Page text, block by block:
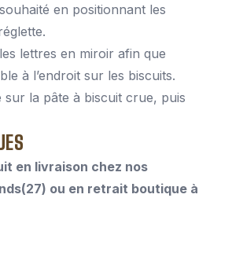
en positionnant les
lettres en miroir afin que
à l’endroit sur les biscuits.
sur la pâte à biscuit crue, puis
en livraison chez nos
ou en retrait boutique à